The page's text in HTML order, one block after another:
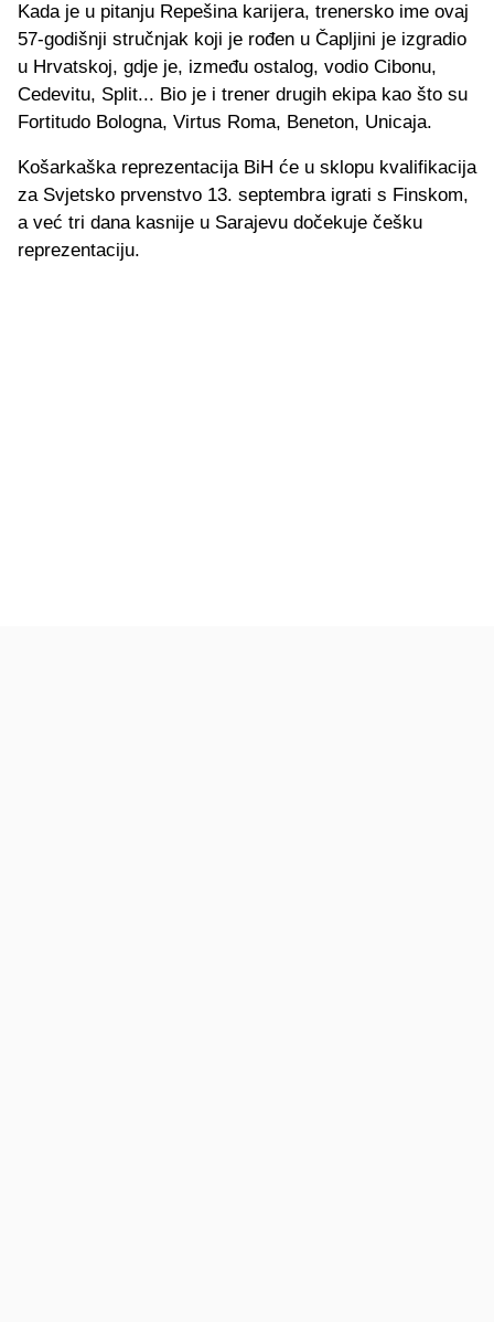
Kada je u pitanju Repešina karijera, trenersko ime ovaj
57-godišnji stručnjak koji je rođen u Čapljini je izgradio
u Hrvatskoj, gdje je, između ostalog, vodio Cibonu,
Cedevitu, Split... Bio je i trener drugih ekipa kao što su
Fortitudo Bologna, Virtus Roma, Beneton, Unicaja.
Košarkaška reprezentacija BiH će u sklopu kvalifikacija
za Svjetsko prvenstvo 13. septembra igrati s Finskom,
a već tri dana kasnije u Sarajevu dočekuje češku
reprezentaciju.